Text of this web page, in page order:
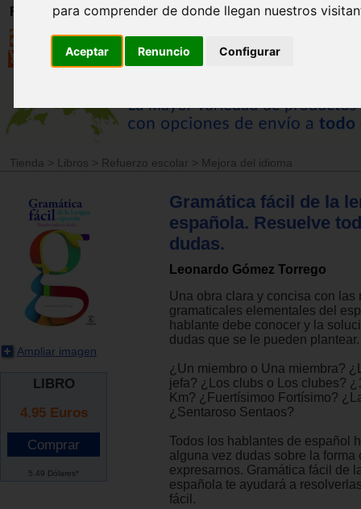
para comprender de donde llegan nuestros
Aceptar Renuncio Configurar
Registro
Tienda > Libros > Refuerzo escolar > Mejora del idioma
Ampliar imagen
LIBRO
4.95 Euros
5.49 Dólares*
Gramática fácil de la
española. Resuelve
dudas.
Leonardo Gómez Torrego
Una obra clara y concisa con las
gramaticales elementales del
hablante debe conocer y la
dudas que se le pueden plantear.
¿Un miembro o Una miembra?
jefa? ¿Los clubs o Los clubes?
Km? ¿Fuertísimoo Fortísimo?
¿Sentaroso Sentaos?
Todos los hablantes de español
alguna vez dudas sobre la forma
expresarnos. Gramática fácil de
española te ayudará a
fácil.